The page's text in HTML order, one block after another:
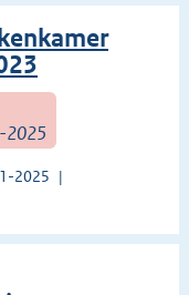
2025
2025